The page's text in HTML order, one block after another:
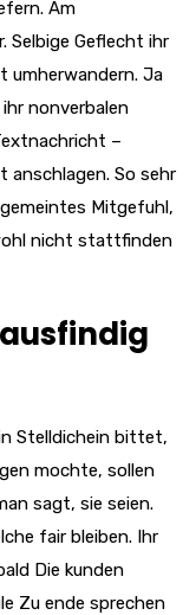
Am
Selbige Geflecht ihr
umherwandern. Ja
nonverbalen
–
anschlagen. So sehr
Mitgefuhl,
nicht stattfinden
Stelldichein bittet,
mochte, sollen
sagt, sie seien.
fair bleiben. Ihr
Die kunden
Zu ende sprechen